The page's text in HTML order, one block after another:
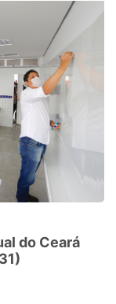
do Ceará